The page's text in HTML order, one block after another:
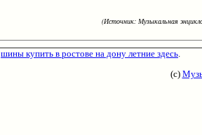
(Источник: Музыкальная
шины купить в ростове на дону летние здесь.
(с)